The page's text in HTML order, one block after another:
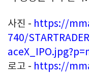
사진 - https://
740/
로고 - https://